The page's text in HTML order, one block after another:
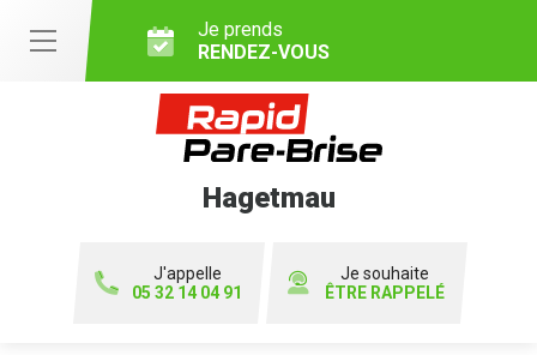
Je prends
RENDEZ-VOUS
Hagetmau
J'appelle
05 32 14 04 91
Je souhaite
ÊTRE RAPPELÉ